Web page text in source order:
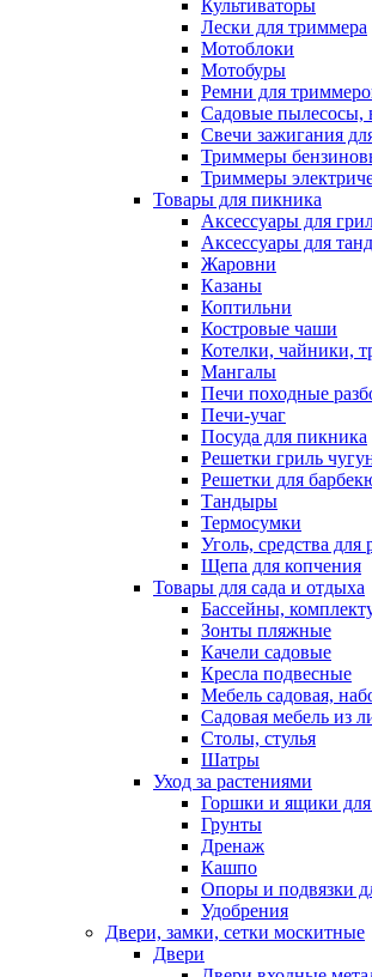
Культиваторы
Лески для триммера
Мотоблоки
Мотобуры
Ремни для
Садовые пылесосы,
Свечи зажигания
Триммеры
Триммеры
Товары для пикника
Аксессуары для
Аксессуары для
Жаровни
Казаны
Коптильни
Костровые чаши
Котелки, чайники,
Мангалы
Печи походные
Печи-учаг
Посуда для пикника
Решетки гриль
Решетки для
Тандыры
Термосумки
Уголь, средства для
Щепа для копчения
Товары для сада и отдыха
Бассейны,
Зонты пляжные
Качели садовые
Кресла подвесные
Мебель садовая,
Садовая мебель из
Столы, стулья
Шатры
Уход за растениями
Горшки и ящики для
Грунты
Дренаж
Кашпо
Опоры и подвязки
Удобрения
Двери, замки, сетки москитные
Двери